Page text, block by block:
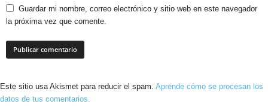
Guardar mi nombre, correo electrónico y sitio web en este navegador
la próxima vez que comente.
Este sitio usa Akismet para reducir el spam. Aprende cómo se procesan los
datos de tus comentarios.